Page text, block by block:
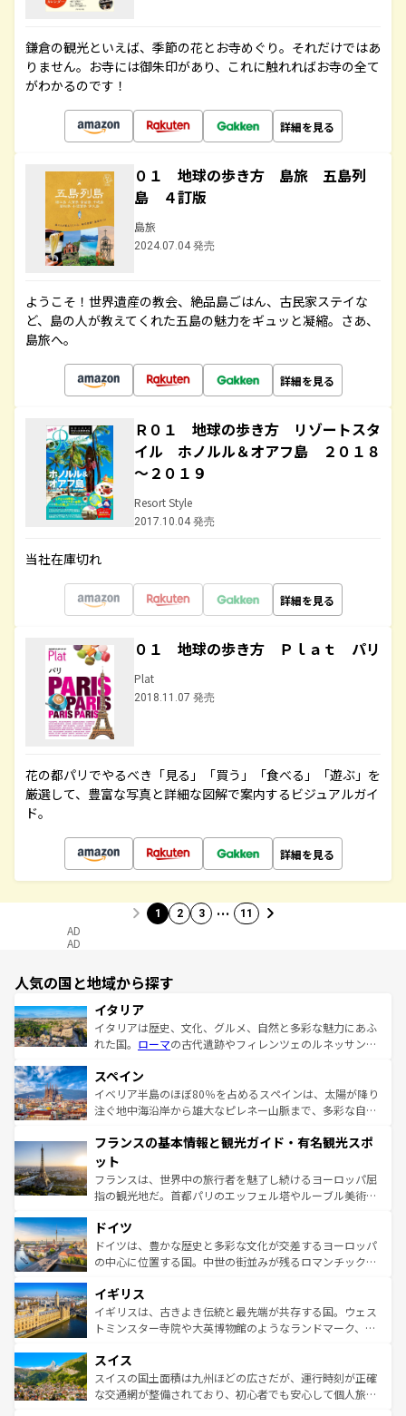
鎌倉の観光といえば、季節の花とお寺めぐり。それだけではあ
りません。お寺には御朱印があり、これに触れればお寺の全て
がわかるのです！
詳細を見る
０１ 地球の歩き方 島旅 五島列
島 ４訂版
島旅
2024.07.04 発売
ようこそ！世界遺産の教会、絶品島ごはん、古民家ステイな
ど、島の人が教えてくれた五島の魅力をギュッと凝縮。さあ、
島旅へ。
詳細を見る
Ｒ０１ 地球の歩き方 リゾートスタ
イル ホノルル＆オアフ島 ２０１８
～２０１９
Resort Style
2017.10.04 発売
当社在庫切れ
詳細を見る
０１ 地球の歩き方 Ｐｌａｔ パリ
Plat
2018.11.07 発売
花の都パリでやるべき「見る」「買う」「食べる」「遊ぶ」を
厳選して、豊富な写真と詳細な図解で案内するビジュアルガイ
ド。
詳細を見る
1 2 3 … 11
AD
AD
人気の国と地域から探す
イタリア
イタリアは歴史、文化、グルメ、自然と多彩な魅力にあふ
れた国。 ローマの古代遺跡やフィレンツェのルネッサンス
ろん、トスカーナの美しい田園風景やアマルフィ海岸の絶
景など、自然景観も見逃せない。観光の合間には、本場の
ピザやパスタなど、絶品のイタリア料理を堪能することも
ませてくれるイタリアで、忘れられない旅をしてみよう！
なお、新着のイタリア情報は
しい。
スペイン
イベリア半島のほぼ80％を占めるスペインは、太陽が降り
注ぐ地中海沿岸から雄大なピレネー山脈まで、多彩な自然
文化が根付くこの国では、情熱的なフラメンコ、熱気あふ
れる闘牛、そして美味しいタパスが生活の一部となってい
る。首都マドリードの洗練された雰囲気や、バルセロナの
アートに溢れた街角から、地方では古代ローマ遺跡や中世
せる。地方によって風土や気候が異なるスペインはその個
性で訪れる人を魅了する。 なお、新着のスペイン情報は コ
ンテンツ一覧を参照してほしい。
フランスの基本情報と観光ガイド・有名観光スポ
ット
フランスは、世界中の旅行者を魅了し続けるヨーロッパ屈
指の観光地だ。首都パリのエッフェル塔やルーブル美術館
で、幅広い魅力が詰まっている。華麗な宮殿、歴史的な大
聖堂、美しいビーチ、そして豊かな自然が、訪れる者を心
から魅了する。また、フランスは美食の国としても知ら
いる。シャンパンの発祥地であるランス、プロヴァンスの
香り高いラベンダー畑など、多彩な楽しみ方が可能だ。さ
らに、パリ以外の地域にも魅力が溢れており、どの街角に
れる地方に足を運ぶとそれぞれで全く異なる文化を体験で
きるだろう。 なお、新着のフランス情報はコンテンツ一覧
を参照してほしい。
ドイツ
ドイツは、豊かな歴史と多彩な文化が交差するヨーロッパ
の中心に位置する国。中世の街並みが残るロマンチック街
顔を持つこの国は、どこを歩いても飽きることがない。ベ
ルリンの文化的活気、バイエルン州のアルプスの絶景、そ
してライン川沿いのワイン畑といった風景は必見。ビール
は、お酒好きな人にはぜひ体験してほしい。 なお、新着の
ドイツ情報はコンテンツ一覧を参照してほしい。
イギリス
イギリスは、古きよき伝統と最先端が共存する国。ウェス
トミンスター寺院や大英博物館のようなランドマーク、歴
リアごとに異なる魅力がある。また、優雅なアフタヌーン
ティー、ビール好きにはたまらない英国パブ、サッカー観
戦など、本場だからこそできる体験も豊富。イギリスを旅
スイス
スイスの国土面積は九州ほどの広さだが、運行時刻が正確
な交通網が整備されており、初心者でも安心して個人旅行